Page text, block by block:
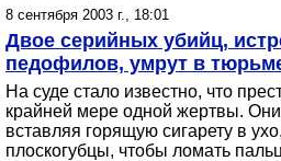
8 сентября 2003 г., 18:01
Двое серийных убийц,
педофилов, умрут в
На суде стало известно, что
крайней мере одной жертвы.
вставляя горящую сигарету в
плоскогубцы, чтобы ломать